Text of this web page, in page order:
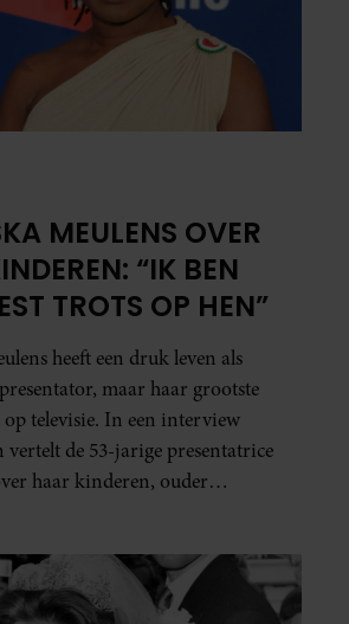
MEULENS OVER
“IK BEN
TROTS OP HEN”
heeft een druk leven als
maar haar grootste
televisie. In een interview
de 53-jarige presentatrice
haar kinderen, ouder
haar vandaag de dag het